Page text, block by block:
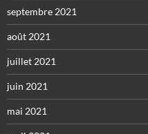
septembre 2021
août 2021
juillet 2021
juin 2021
mai 2021